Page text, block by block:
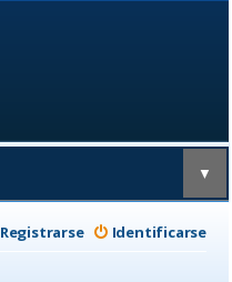
▼
Identificarse
Registrarse